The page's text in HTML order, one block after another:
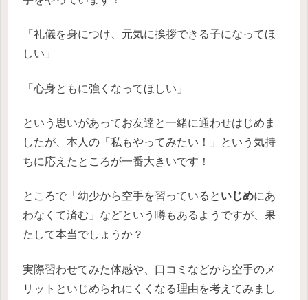
「礼儀を身につけ、元気に挨拶できる子になってほ
しい」
「心身ともに強くなってほしい」
という思いがあってお友達と一緒に通わせはじめま
したが、本人の「私もやってみたい！」という気持
ちに応えたところが一番大きいです！
ところで「幼少から空手を習っていると いじめにあ
わなくて済む」などという噂もあるようですが、果
たして本当でしょうか？
実際習わせてみた体感や、口コミなどから空手のメ
リットといじめられにくくなる理由を考えてみまし